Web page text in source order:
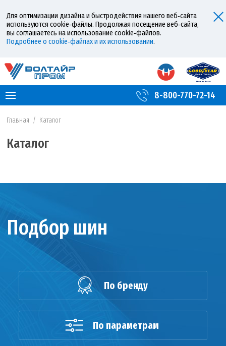
Для оптимизации дизайна и быстродействия нашего веб‑сайта
используются cookie‑файлы. Продолжая посещение веб‑сайта,
вы соглашаетесь на использование cookie‑файлов.
Подробнее о cookie‑файлах и их использовании.
8-800-770-72-14
Главная / Каталог
Каталог
Подбор шин
По бренду
По параметрам